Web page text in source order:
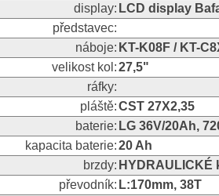
display: LCD display
představec:
náboje: KT-K08F / KT-
velikost kol:27,5"
ráfky:
pláště:CST 27X2,35
baterie: LG 36V/20Ah,
kapacita baterie:20 Ah
brzdy: HYDRAULICKÉ
převodník: L:170mm, 38T